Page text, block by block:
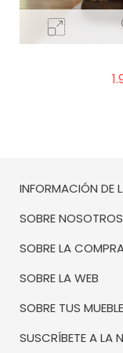
INFORMACIÓN DE
SOBRE NOSOTROS
SOBRE LA
SOBRE LA WEB
SOBRE TUS
SUSCRÍBETE A LA